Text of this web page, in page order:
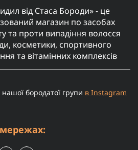
від Стаса Бороди» - це
магазин по засобах
та проти випадіння волосся
косметики, спортивного
та вітамінних комплексів
бородатої групи в Instagram